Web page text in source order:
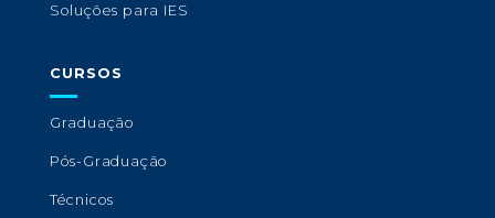
Soluções para IES
CURSOS
Graduação
Pós-Graduação
Técnicos